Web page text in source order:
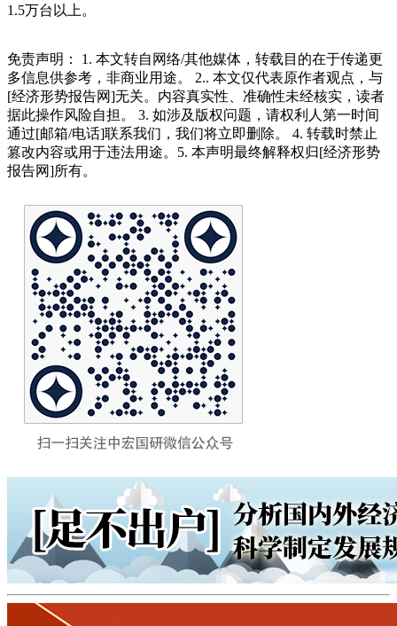
1.5万台以上。
免责声明： 1. 本文转自网络/其他媒体，转载目的在于传递更
多信息供参考，非商业用途。 2.. 本文仅代表原作者观点，与
[经济形势报告网]无关。内容真实性、准确性未经核实，读者
据此操作风险自担。 3. 如涉及版权问题，请权利人第一时间
通过[邮箱/电话]联系我们，我们将立即删除。 4. 转载时禁止
篡改内容或用于违法用途。5. 本声明最终解释权归[经济形势
报告网]所有。